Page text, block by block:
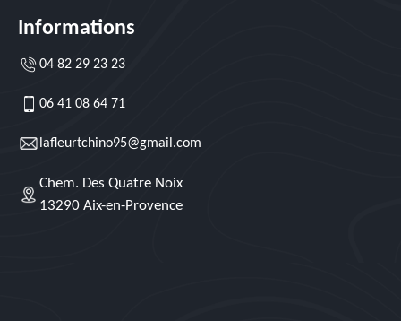
Informations
04 82 29 23 23
06 41 08 64 71
lafleurtchino95@gmail.com
Chem. Des Quatre Noix
13290 Aix-en-Provence